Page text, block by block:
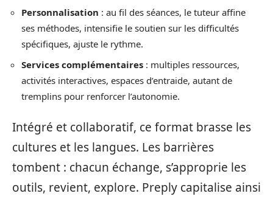
Personnalisation : au fil des séances, le tuteur affine
ses méthodes, intensifie le soutien sur les difficultés
spécifiques, ajuste le rythme.
Services complémentaires : multiples ressources,
activités interactives, espaces d’entraide, autant de
tremplins pour renforcer l’autonomie.
Intégré et collaboratif, ce format brasse les
cultures et les langues. Les barrières
tombent : chacun échange, s’approprie les
outils, revient, explore. Preply capitalise ainsi